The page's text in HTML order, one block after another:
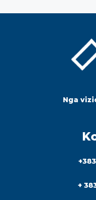
Nga
+